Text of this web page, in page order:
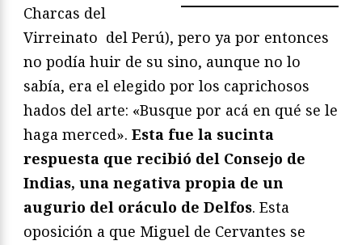
Charcas del
Virreinato del Perú), pero ya por entonces
no podía huir de su sino, aunque no lo
sabía, era el elegido por los caprichosos
hados del arte: «Busque por acá en qué se le
haga merced». Esta fue la sucinta
respuesta que recibió del Consejo de
Indias, una negativa propia de un
augurio del oráculo de Delfos. Esta
oposición a que Miguel de Cervantes se